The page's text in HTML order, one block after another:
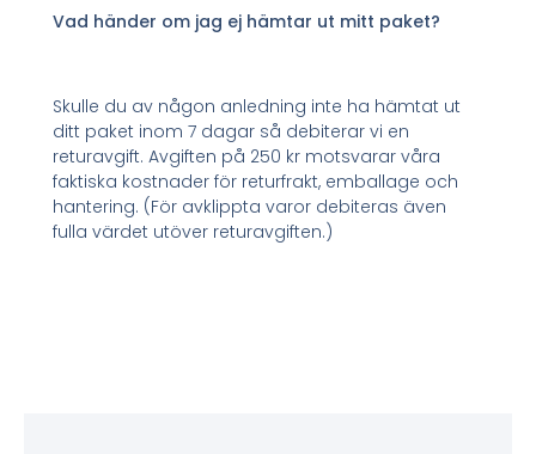
Vad händer om jag ej hämtar ut mitt paket?
Skulle du av någon anledning inte ha hämtat ut
ditt paket inom 7 dagar så debiterar vi en
returavgift. Avgiften på 250 kr motsvarar våra
faktiska kostnader för returfrakt, emballage och
hantering. (För avklippta varor debiteras även
fulla värdet utöver returavgiften.)